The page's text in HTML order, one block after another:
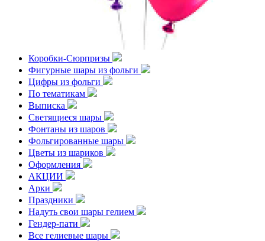
Коробки-Сюрпризы
Фигурные шары из фольги
Цифры из фольги
По тематикам
Выписка
Светящиеся шары
Фонтаны из шаров
Фольгированные шары
Цветы из шариков
Оформления
АКЦИИ
Арки
Праздники
Надуть свои шары гелием
Гендер-пати
Все гелиевые шары